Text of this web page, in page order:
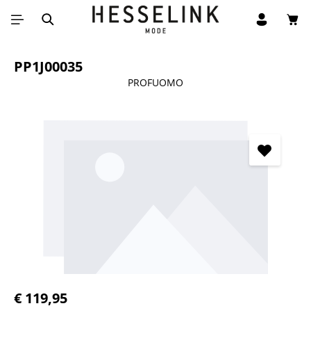
Ga naar de hoofdinhoud
PP1J00035
PROFUOMO
Normale prijs:
€ 119,95